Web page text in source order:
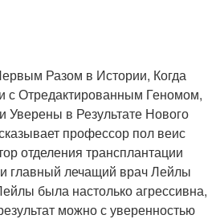
Разом в Истории, Когда
с Отредактированным Геномом,
в Результате Нового
профессор пол веис
отделения трансплантации
и главный лечащий врач Лейлы
была настолько агрессивна,
можно с уверенностью